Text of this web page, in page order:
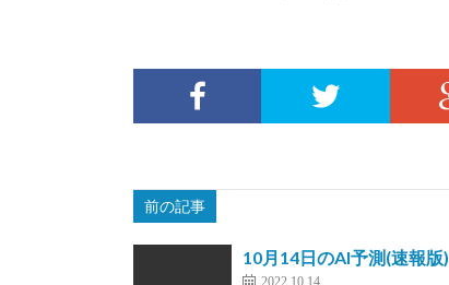
前の記事
10月14日のAI予測(速報版)
2022.10.14